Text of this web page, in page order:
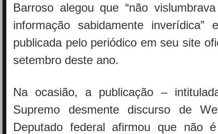
Barroso alegou que “não
informação sabidamente inverídica”
publicada pelo periódico em seu site
setembro deste ano.
Na ocasião, a publicação –
Supremo desmente discurso de
Deputado federal afirmou que não